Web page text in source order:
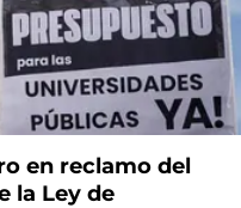
en reclamo del
la Ley de